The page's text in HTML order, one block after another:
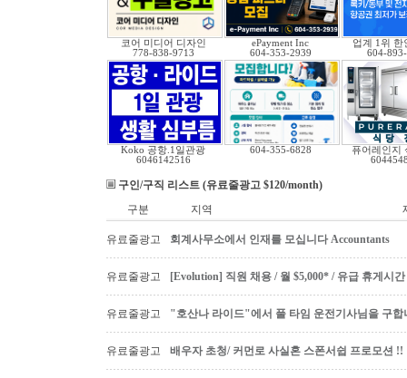
코어 미디어 디자인
778-838-9713
ePayment Inc
604-353-2939
업계 1위 한
604-
Koko 공항.1일관광
6046142516
604-355-6828
퓨어레인지
구인/구직 리스트 (유료줄광고 $120/month)
구분
지역
유료줄광고 회계사무소에서 인재를 모십니다 Accountants
유료줄광고 [Evolution] 직원 채용 / 월 $5,000* / 유급 휴게시
유료줄광고 "호산나 라이드"에서 풀 타임 운전기사님을 구합
유료줄광고 배우자 초청/ 커먼로 사실혼 스폰서쉽 프로모션 !!